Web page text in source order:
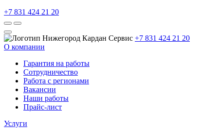
+7 831 424 21 20
+7 831 424 21 20
О компании
Гарантия на работы
Сотрудничество
Работа с регионами
Вакансии
Наши работы
Прайс-лист
Услуги